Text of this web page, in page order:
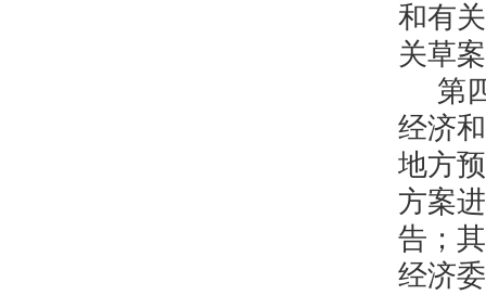
和有
关草
第
经济
地方
方案
告；
经济